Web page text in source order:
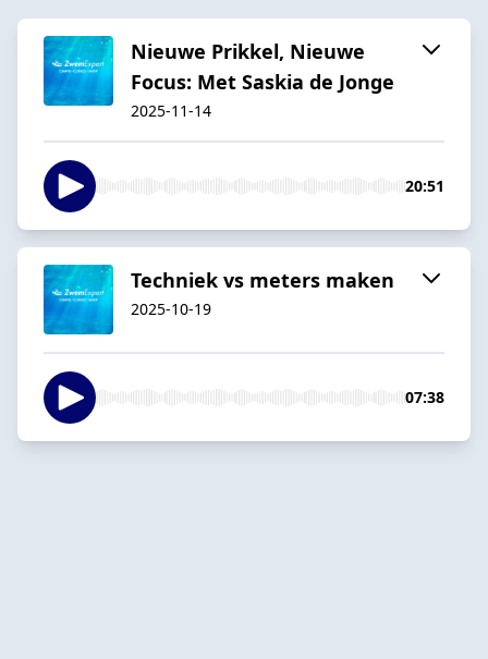
Nieuwe Prikkel, Nieuwe
Focus: Met Saskia de Jonge
2025-11-14
20:51
Techniek vs meters maken
2025-10-19
07:38